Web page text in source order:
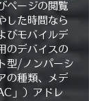
ページの閲覧
した時間なら
びモバイルデ
のデバイスの
型/ノンパーシ
の種類、メデ
」）アドレ